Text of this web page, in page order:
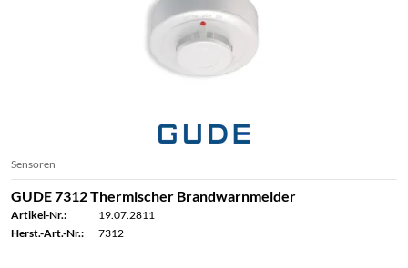
Sensoren
GUDE 7312 Thermischer Brandwarnmelder
Artikel-Nr.:
19.07.2811
Herst.-Art.-Nr.:
7312